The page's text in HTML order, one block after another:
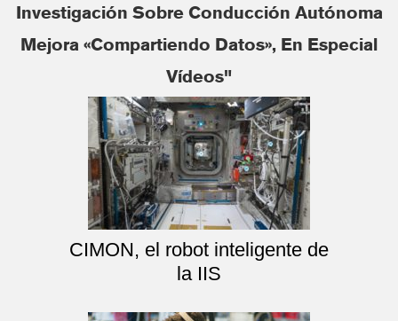
Investigación Sobre Conducción Autónoma
Mejora «compartiendo Datos», En Especial
Vídeos"
CIMON, el robot inteligente de
la IIS